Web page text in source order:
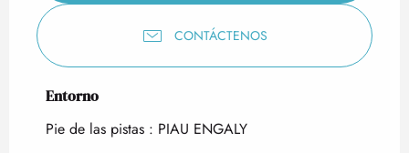
CONTÁCTENOS
Entorno
Entorno
Pie de las pistas : PIAU ENGALY